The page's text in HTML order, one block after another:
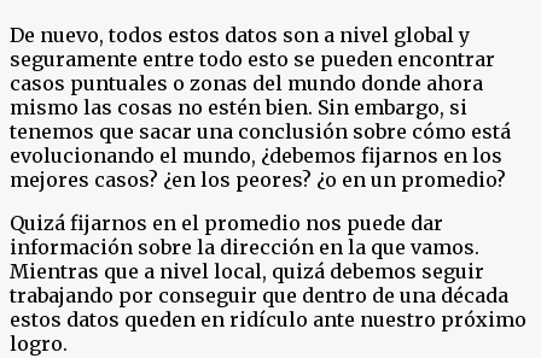
De nuevo, todos estos datos son a nivel global y
seguramente entre todo esto se pueden encontrar
casos puntuales o zonas del mundo donde ahora
mismo las cosas no estén bien. Sin embargo, si
tenemos que sacar una conclusión sobre cómo está
evolucionando el mundo, ¿debemos fijarnos en los
mejores casos? ¿en los peores? ¿o en un promedio?
Quizá fijarnos en el promedio nos puede dar
información sobre la dirección en la que vamos.
Mientras que a nivel local, quizá debemos seguir
trabajando por conseguir que dentro de una década
estos datos queden en ridículo ante nuestro próximo
logro.